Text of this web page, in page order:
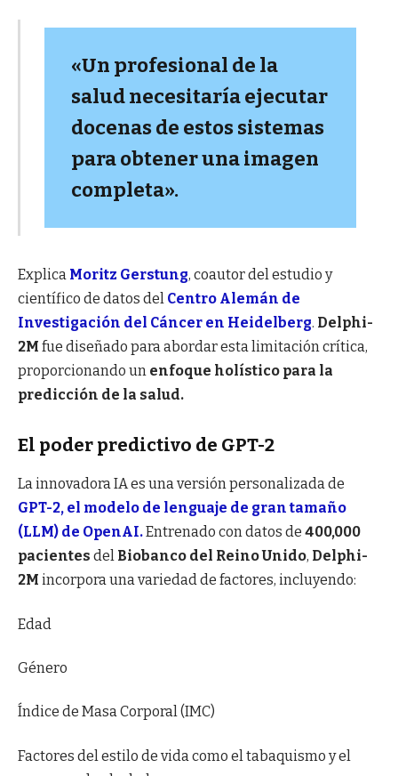
«Un profesional de la
salud necesitaría ejecutar
docenas de estos sistemas
para obtener una imagen
completa».
Explica Moritz Gerstung, coautor del estudio y
científico de datos del Centro Alemán de
Investigación del Cáncer en Heidelberg. Delphi-
2M fue diseñado para abordar esta limitación crítica,
proporcionando un enfoque holístico para la
predicción de la salud.
El poder predictivo de GPT-2
La innovadora IA es una versión personalizada de
GPT-2, el modelo de lenguaje de gran tamaño
(LLM) de OpenAI.Entrenado con datos de 400,000
pacientes del Biobanco del Reino Unido, Delphi-
2M incorpora una variedad de factores, incluyendo:
Edad
Género
Índice de Masa Corporal (IMC)
Factores del estilo de vida como el tabaquismo y el